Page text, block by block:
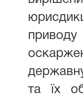
приводу
та їх